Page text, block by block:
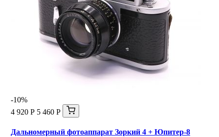
-10%
4 920 Р 5 460 Р
Дальномерный фотоаппарат Зоркий 4 + Юпитер-8